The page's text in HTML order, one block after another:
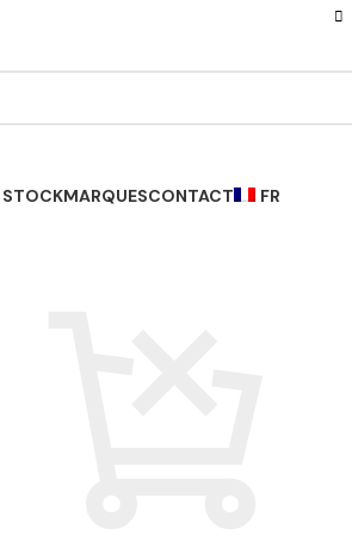
STOCKMARQUESCONTACT FR